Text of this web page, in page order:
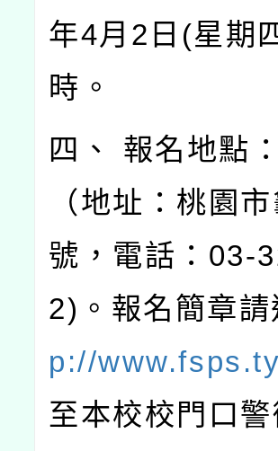
年4月2日(星期
時。
四、 報名地點
（地址：桃園
號，電話：03-
2)。報名簡章
p://
至本校校門口